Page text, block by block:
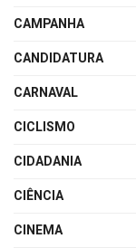
CAMPANHA
CANDIDATURA
CARNAVAL
CICLISMO
CIDADANIA
CIÊNCIA
CINEMA